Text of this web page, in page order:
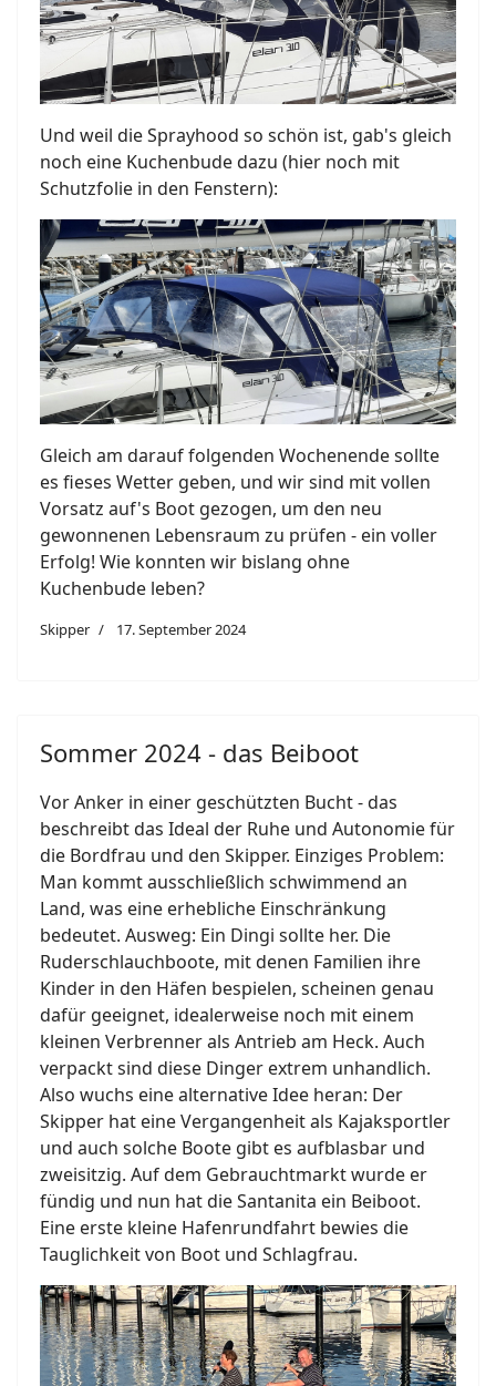
Und weil die Sprayhood so schön ist, gab's gleich
noch eine Kuchenbude dazu (hier noch mit
Schutzfolie in den Fenstern):
Gleich am darauf folgenden Wochenende sollte
es fieses Wetter geben, und wir sind mit vollen
Vorsatz auf's Boot gezogen, um den neu
gewonnenen Lebensraum zu prüfen - ein voller
Erfolg! Wie konnten wir bislang ohne
Kuchenbude leben?
Skipper 17. September 2024
Sommer 2024 - das Beiboot
Vor Anker in einer geschützten Bucht - das
beschreibt das Ideal der Ruhe und Autonomie für
die Bordfrau und den Skipper. Einziges Problem:
Man kommt ausschließlich schwimmend an
Land, was eine erhebliche Einschränkung
bedeutet. Ausweg: Ein Dingi sollte her. Die
Ruderschlauchboote, mit denen Familien ihre
Kinder in den Häfen bespielen, scheinen genau
dafür geeignet, idealerweise noch mit einem
kleinen Verbrenner als Antrieb am Heck. Auch
verpackt sind diese Dinger extrem unhandlich.
Also wuchs eine alternative Idee heran: Der
Skipper hat eine Vergangenheit als Kajaksportler
und auch solche Boote gibt es aufblasbar und
zweisitzig. Auf dem Gebrauchtmarkt wurde er
fündig und nun hat die Santanita ein Beiboot.
Eine erste kleine Hafenrundfahrt bewies die
Tauglichkeit von Boot und Schlagfrau.